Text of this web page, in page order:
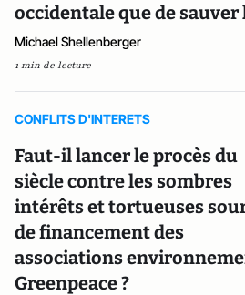
occidentale que de sauver
Michael Shellenberger
1 min de lecture
CONFLITS D'INTERETS
Faut-il lancer le procès du
siècle contre les sombres
intérêts et tortueuses
de financement des
associations
Greenpeace ?